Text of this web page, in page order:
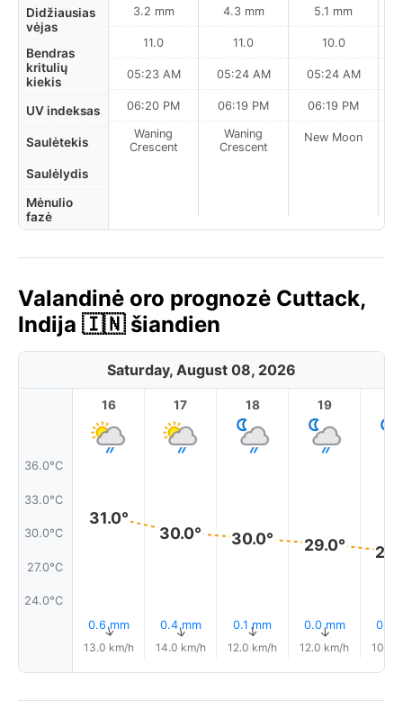
Didžiausias
vėjas
Bendras
kritulių
kiekis
UV indeksas
Saulėtekis
Saulėlydis
Mėnulio
fazė
3.2 mm
11.0
05:23 AM
06:20 PM
Waning
Crescent
4.3 mm
11.0
05:24 AM
06:19 PM
Waning
Crescent
5.1 mm
10.0
05:24 AM
06:19 PM
New Moon
Valandinė oro prognozė Cuttack,
Indija 🇮🇳 šiandien
Saturday, August 08, 2026
36.0°C
33.0°C
30.0°C
27.0°C
24.0°C
16
31.0°
0.6 mm
↑
13.0 km/h
17
30.0°
0.4 mm
↑
14.0 km/h
18
30.0°
0.1 mm
↑
12.0 km/h
19
29.0°
0.0 mm
↑
12.0 km/h
0.2
10.0